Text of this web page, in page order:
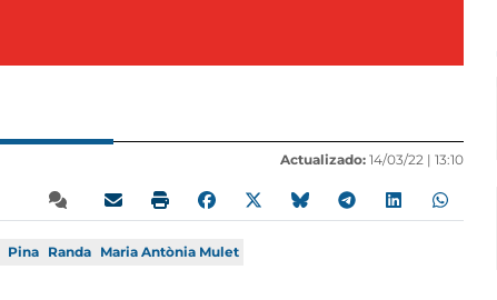
Actualizado: 14/03/22 | 13:10
Pina Randa Maria Antònia Mulet